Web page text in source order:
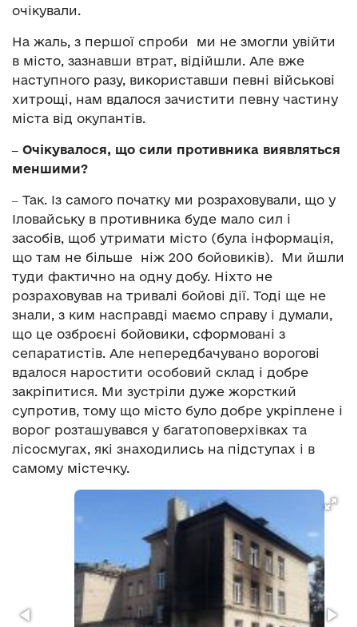
очікували.
На жаль, з першої спроби ми не змогли увійти
в місто, зазнавши втрат, відійшли. Але вже
наступного разу, використавши певні військові
хитрощі, нам вдалося зачистити певну частину
міста від окупантів.
‒ Очікувалося, що сили противника виявляться
меншими?
‒ Так. Із самого початку ми розраховували, що у
Іловайську в противника буде мало сил і
засобів, щоб утримати місто (була інформація,
що там не більше ніж 200 бойовиків). Ми йшли
туди фактично на одну добу. Ніхто не
розраховував на тривалі бойові дії. Тоді ще не
знали, з ким насправді маємо справу і думали,
що це озброєні бойовики, сформовані з
сепаратистів. Але непередбачувано ворогові
вдалося наростити особовий склад і добре
закріпитися. Ми зустріли дуже жорсткий
супротив, тому що місто було добре укріплене і
ворог розташувався у багатоповерхівках та
лісосмугах, які знаходились на підступах і в
самому містечку.